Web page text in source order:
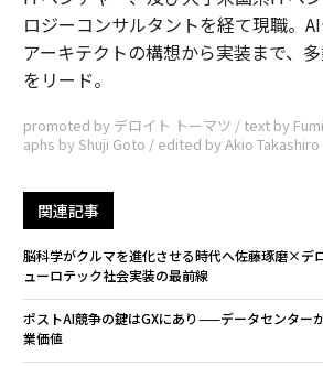
ロジーコンサルタントを経て現職。
アーキテクトの構想から実装まで、
をリード。
promoted by デロイト トーマツ / text by
aphs by Shuji Goto / edited by Akio Takashiro
関連記事
脳科学がクルマを進化させる時代へ――佐藤琢磨×デ
ューロテック社会実装の最前線
ポストAI競争の鍵はGXにあり——データセンター
業価値